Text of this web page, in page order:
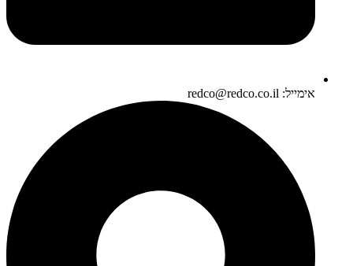
אימייל: redco@redco.co.il